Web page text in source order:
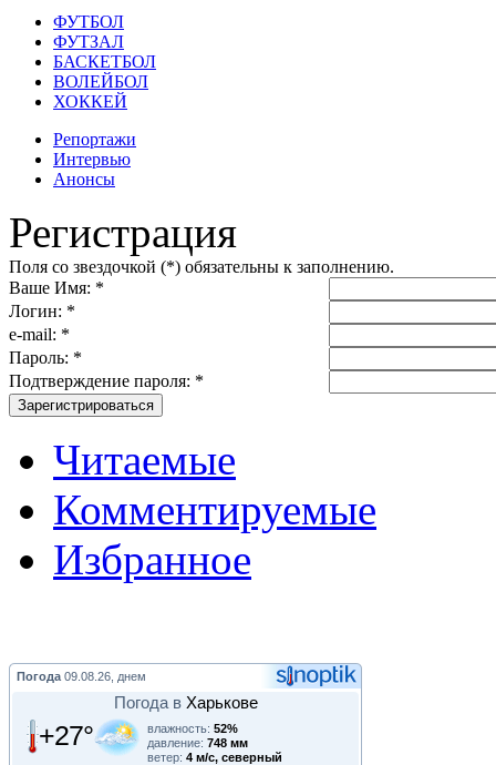
ФУТБОЛ
ФУТЗАЛ
БАСКЕТБОЛ
ВОЛЕЙБОЛ
ХОККЕЙ
Репортажи
Интервью
Анонсы
Регистрация
Поля со звездочкой (*) обязательны к заполнению.
Ваше Имя: *
Логин: *
e-mail: *
Пароль: *
Подтверждение пароля: *
Читаемые
Комментируемые
Избранное
Погода 09.08.26, днем
Погода в Харькове
+27° влажность: 52%
давление: 748 мм
ветер: 4 м/с, северный